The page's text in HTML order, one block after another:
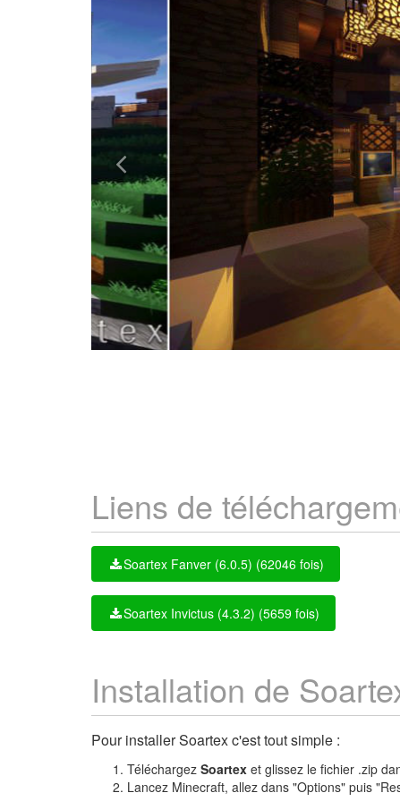
Liens de
Soartex Fanver (6.0.5) (62046 fois)
Soartex Invictus (4.3.2) (5659 fois)
Installation de
Pour installer Soartex c'est tout simple :
Téléchargez Soartex et glissez le fichier .zip
Lancez Minecraft, allez dans "Options" puis